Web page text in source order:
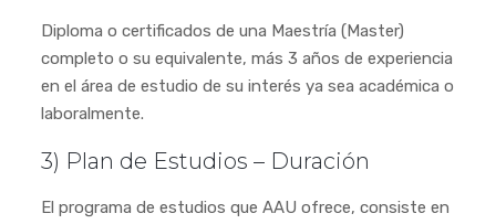
Diploma o certificados de una Maestría (Master)
completo o su equivalente, más 3 años de experiencia
en el área de estudio de su interés ya sea académica o
laboralmente.
3) Plan de Estudios – Duración
El programa de estudios que AAU ofrece, consiste en